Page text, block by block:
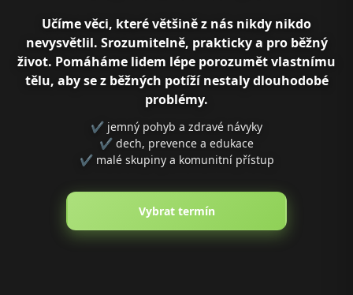
Učíme věci, které většině z nás nikdy nikdo
nevysvětlil. Srozumitelně, prakticky a pro běžný
život. Pomáháme lidem lépe porozumět vlastnímu
tělu, aby se z běžných potíží nestaly dlouhodobé
problémy.
✔ jemný pohyb a zdravé návyky
✔ dech, prevence a edukace
✔ malé skupiny a komunitní přístup
Vybrat termín